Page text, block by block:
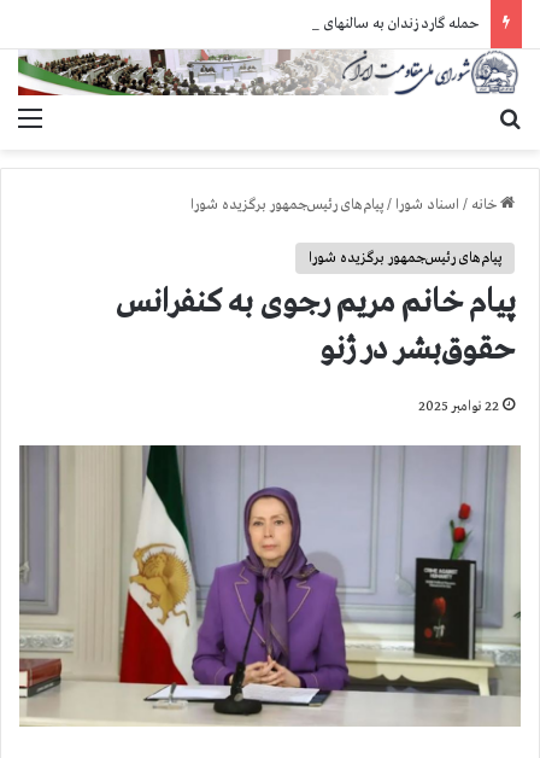
خانه / اسناد شورا /پیام‌های رئیس‌جمهور برگزیده شورا
پیام‌های رئیس‌جمهور برگزیده شورا
پیام خانم مریم رجوی به کنفرانس
حقوق‌بشر در ژنو
22 نوامبر 2025